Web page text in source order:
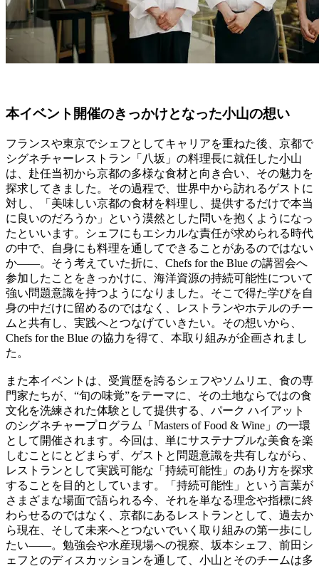
本イベント開催のきっかけとなった小山の想い
フランスや東京でシェフとしてキャリアを重ねた後、京都で
シグネチャーレストラン「八坂」の料理長に就任した小山
は、赴任当初から京都の多様な食材と向き合い、その魅力を
探求してきました。その過程で、世界中から訪れるゲストに
対し、「美味しい京都の食材を料理し、提供するだけで本当
に良いのだろうか」という漠然とした問いを抱くようになっ
たといいます。シェフにもエシカルな責任が求められる時代
の中で、自身にも料理を通してできることがあるのではない
か――。そう考えていた折に、Chefs for the Blue の講習会へ
参加したことをきっかけに、海洋資源の持続可能性について
強い問題意識を持つようになりました。そこで得た学びを自
身の中だけに留めるのではなく、レストランやホテルのチー
ムと共有し、実践へとつなげていきたい。その想いから、
Chefs for the Blue の協力を得て、本取り組みが企画されまし
た。
また本イベントは、受賞歴を誇るシェフやソムリエ、食の専
門家たちが、“旬の味覚”をテーマに、その土地ならではの食
文化を洗練された体験として提供する、パーク ハイアット
のシグネチャープログラム「Masters of Food & Wine」の一環
として開催されます。今回は、単にサステナブルな美食を楽
しむことにとどまらず、ゲストと問題意識を共有しながら、
レストランとして実践可能な「持続可能性」のあり方を探求
することを目的としています。「持続可能性」という言葉が
さまざまな場面で語られる今、それを単なる理念や指標に終
わらせるのではなく、京都にあるレストランとして、過去か
ら現在、そして未来へとつないでいく取り組みの第一歩にし
たい――。勉強会や水産現場への視察、坂本シェフ、前田シ
ェフとのディスカッションを通して、小山とそのチームは多